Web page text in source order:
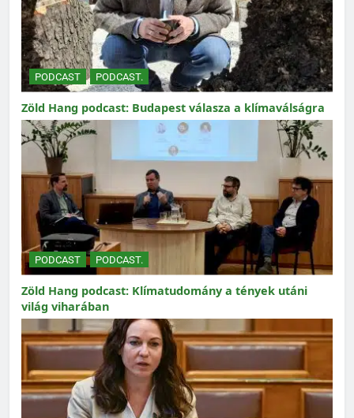
PODCAST PODCAST.
Zöld Hang podcast: Budapest válasza a klímaválságra
PODCAST PODCAST.
Zöld Hang podcast: Klímatudomány a tények utáni
világ viharában